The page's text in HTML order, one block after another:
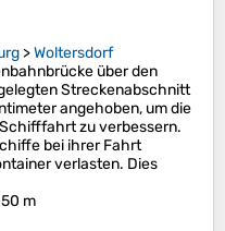
>Woltersdorf
über den
Streckenabschnitt
angehoben, um die
zu verbessern.
bei ihrer Fahrt
verlasten. Dies
50 m